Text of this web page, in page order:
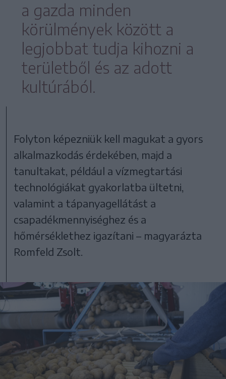
a gazda minden
körülmények között a
legjobbat tudja kihozni a
területből és az adott
kultúrából.
Folyton képezniük kell magukat a gyors
alkalmazkodás érdekében, majd a
tanultakat, például a vízmegtartási
technológiákat gyakorlatba ültetni,
valamint a tápanyagellátást a
csapadékmennyiséghez és a
hőmérséklethez igazítani – magyarázta
Romfeld Zsolt.